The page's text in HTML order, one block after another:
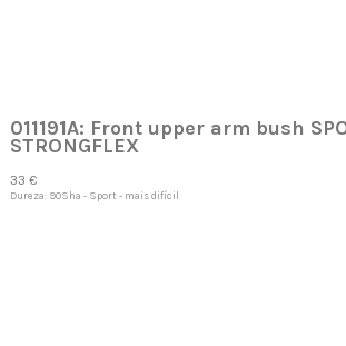
011191A: Front upper arm bush
STRONGFLEX
33 €
Dureza: 90Sha - Sport - mais difícil